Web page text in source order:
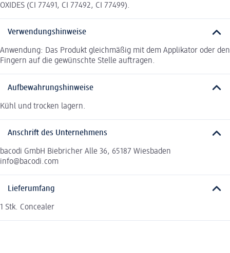
OXIDES (CI 77491, CI 77492, CI 77499).
Verwendungshinweise
Anwendung: Das Produkt gleichmäßig mit dem Applikator oder den
Fingern auf die gewünschte Stelle auftragen.
Aufbewahrungshinweise
Kühl und trocken lagern.
Anschrift des Unternehmens
bacodi GmbH Biebricher Alle 36, 65187 Wiesbaden
info@bacodi.com
Lieferumfang
1 Stk. Concealer